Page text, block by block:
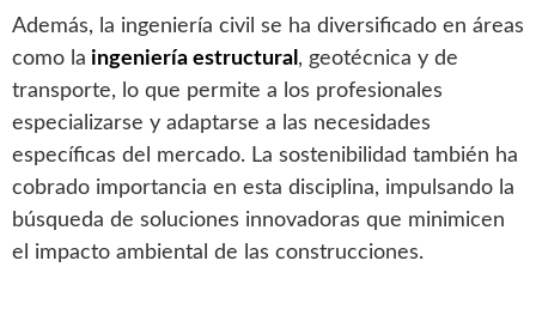
Además, la ingeniería civil se ha diversificado en áreas
como la ingeniería estructural , geotécnica y de
transporte, lo que permite a los profesionales
especializarse y adaptarse a las necesidades
específicas del mercado. La sostenibilidad también ha
cobrado importancia en esta disciplina, impulsando la
búsqueda de soluciones innovadoras que minimicen
el impacto ambiental de las construcciones.